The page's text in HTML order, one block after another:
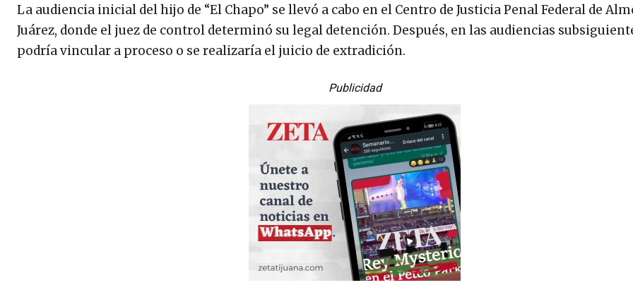
La audiencia inicial del hijo de “El Chapo” se llevó a cabo en el Centro de Justicia Penal Federal de
Juárez, donde el juez de control determinó su legal detención. Después, en las audiencias
podría vincular a proceso o se realizaría el juicio de extradición.
Publicidad